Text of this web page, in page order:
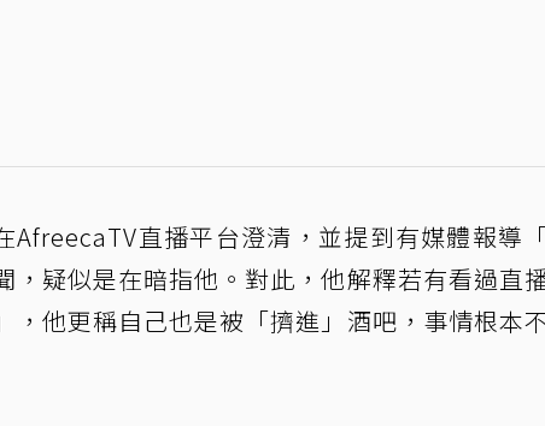
AfreecaTV直播平台澄清，並提到有媒體報導
，疑似是在暗指他。對此，他解釋若有看過直
，他更稱自己也是被「擠進」酒吧，事情根本